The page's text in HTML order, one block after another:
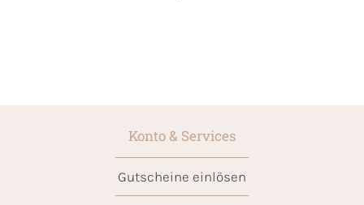
Konto & Services
Gutscheine einlösen